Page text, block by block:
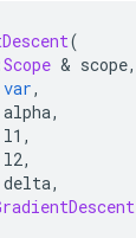
(
Scope & scope,
var,
alpha,
l1 ,
l2,
delta,